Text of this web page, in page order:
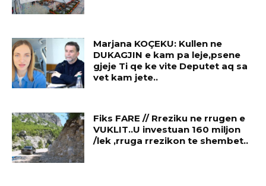
Marjana KOÇEKU: Kullen ne
DUKAGJIN e kam pa leje,psene
gjeje Ti qe ke vite Deputet aq sa
vet kam jete..
Fiks FARE // Rreziku ne rrugen e
VUKLIT..U investuan 160 miljon
/lek ,rruga rrezikon te shembet..